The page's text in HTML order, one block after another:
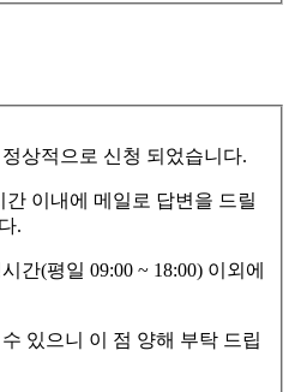
상적으로 신청 되었습니다.
간 이내에 메일로 답변을 드릴
.
간(평일 09:00 ~ 18:00) 이외에
있으니 이 점 양해 부탁 드립